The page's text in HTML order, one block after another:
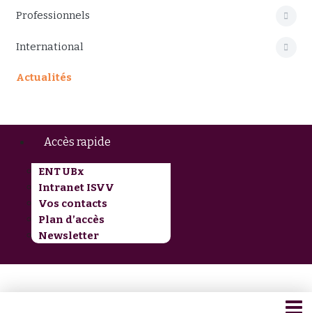
Professionnels
International
Actualités
Accès rapide
ENT UBx
Intranet ISVV
Vos contacts
Plan d’accès
Newsletter